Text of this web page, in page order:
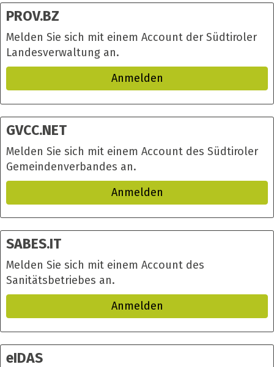
PROV.BZ
Melden Sie sich mit einem Account der Südtiroler
Landesverwaltung an.
Anmelden
GVCC.NET
Melden Sie sich mit einem Account des Südtiroler
Gemeindenverbandes an.
Anmelden
SABES.IT
Melden Sie sich mit einem Account des
Sanitätsbetriebes an.
Anmelden
eIDAS